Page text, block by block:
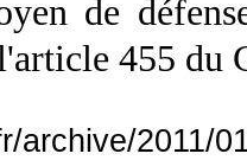
de
455 du
archive/2011/